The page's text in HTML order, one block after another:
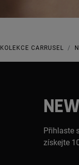
KOLEKCE CARRUSEL
Přihlaste
získejte